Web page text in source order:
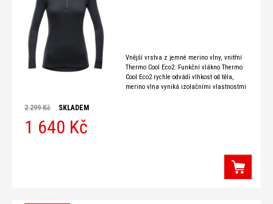
Vnější vrstva z jemné merino vlny, vnitřní
Thermo Cool Eco2. Funkční vlákno Thermo
Cool Eco2 rychle odvádí vlhkost od těla,
merino vlna vyniká izolačními vlastnostmi
2 299 Kč SKLADEM
1 640 Kč